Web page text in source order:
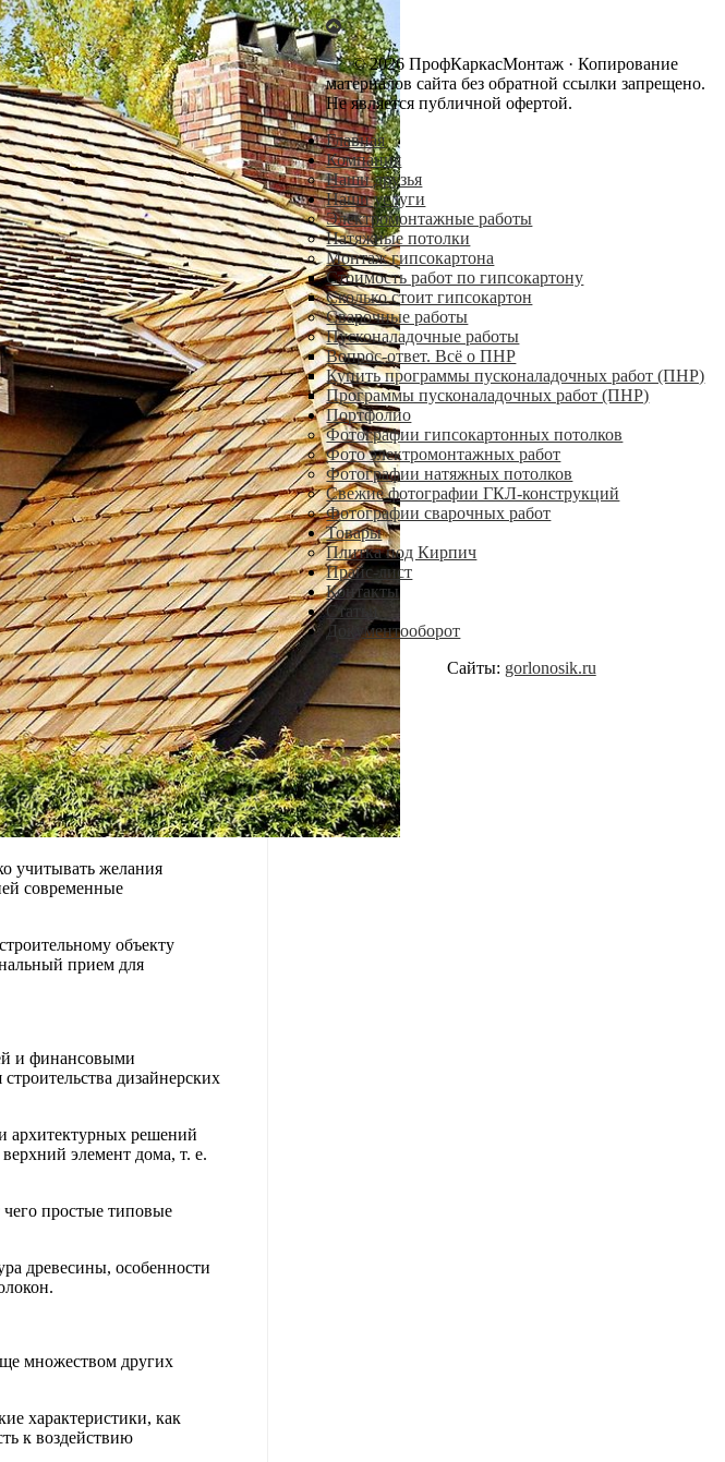
учитывать желания
современные
объекту
прием для
и финансовыми
дизайнерских
архитектурных решений
элемент дома, т. е.
простые типовые
древесины, особенности
множеством других
характеристики, как
к воздействию
© 2026 ПрофКаркасМонтаж · Копирование
материалов сайта без обратной ссылки запрещено.
Не является публичной офертой.
Главная
Компания
Наши друзья
Наши услуги
Электромонтажные работы
Натяжные потолки
Монтаж гипсокартона
Стоимость работ по гипсокартону
Сколько стоит гипсокартон
Сварочные работы
Пусконаладочные работы
Вопрос-ответ. Всё о ПНР
Купить программы пусконаладочных работ (ПНР)
Программы пусконаладочных работ (ПНР)
Портфолио
Фотографии гипсокартонных потолков
Фото электромонтажных работ
Фотографии натяжных потолков
Свежие фотографии ГКЛ-конструкций
Фотографии сварочных работ
Товары
Плитка под Кирпич
Прайс-лист
Контакты
Статьи
Документооборот
Сайты: gorlonosik.ru